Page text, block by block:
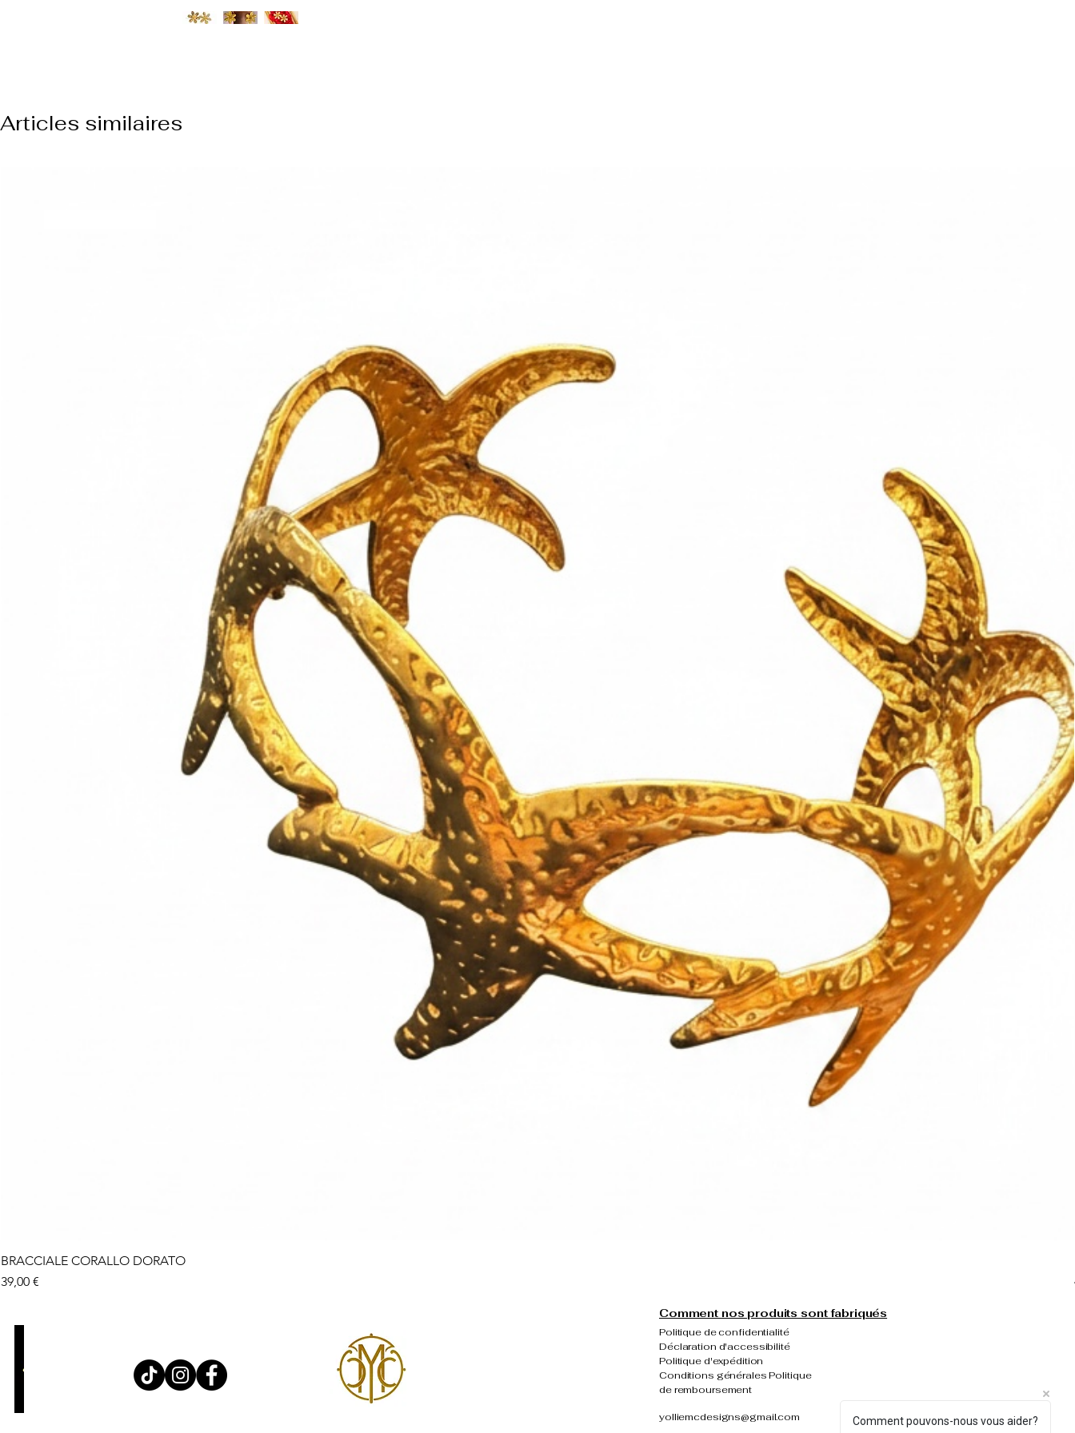
Articles similaires
BRACCIALE CORALLO DORATO
Prix
39,00 €
Comment nos produits sont fabriqués
Politique de confidentialité
Déclaration d'accessibilité
Politique d'expédition
Conditions générales Politique
de remboursement
yolliemcdesigns@gmail.com Comment pouvons-nous vous aider?